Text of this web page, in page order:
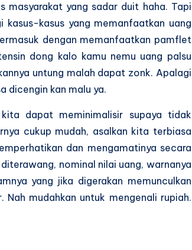
masyarakat yang sadar duit haha. Tapi
kasus yang memanfaatkan uang
dengan memanfaatkan pamflet
dong kalo kamu nemu uang palsu
untung malah dapat zonk. Apalagi
dicengin kan malu ya.
dapat meminimalisir supaya tidak
cukup mudah, asalkan kita terbiasa
dan mengamatinya secara
nominal nilai uang, warnanya
yang jika digerakan memunculkan
mudahkan untuk mengenali rupiah.